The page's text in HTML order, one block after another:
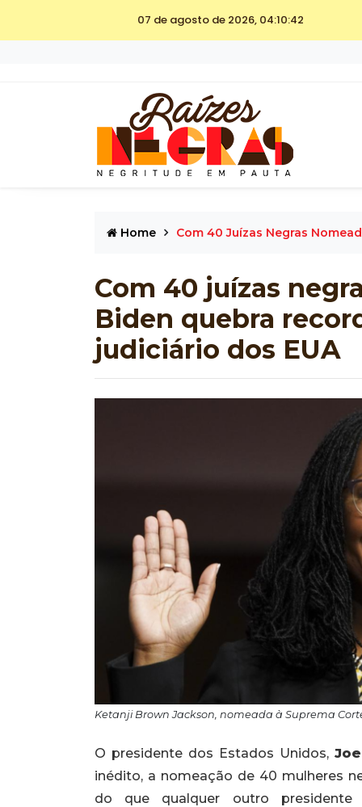
07 de agosto de 2026, 04:10:42
Home Com 40 Juízas Negras
Com 40 juízas
Biden quebra
judiciário dos EUA
Ketanji Brown Jackson, nomeada à Suprema
O presidente dos Estados Unidos,
inédito, a nomeação de 40 mulheres
do que qualquer outro